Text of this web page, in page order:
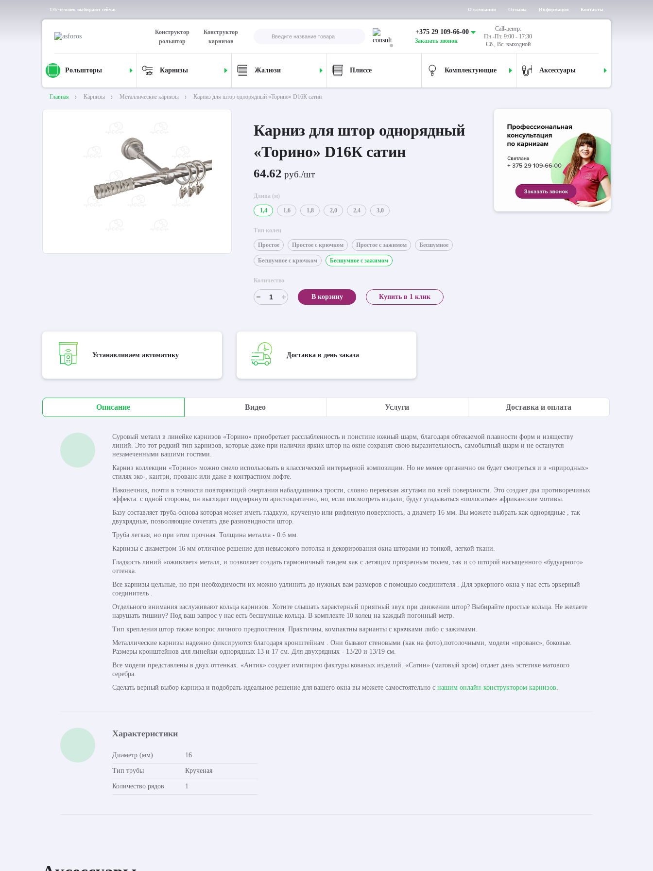
176 человек выбирают сейчас О компании Отзывы Информация Контакты
Конструктор
рольштор
Конструктор
карнизов
+375 29 109-66-00
Заказать звонок
Call-центр:
Пн.-Пт. 9:00 - 17:30
Сб., Вс. выходной
Рольшторы Карнизы Жалюзи Плиссе Комплектующие Аксессуары
Главная Карнизы Металлические карнизы Карниз для штор однорядный «Торино» D16К сатин
Карниз для штор однорядный
«Торино» D16К сатин
64.62 руб./шт
Длина (м)
1,4 1,6 1,8 2,0 2,4 3,0
Тип колец
Простое Простое с крючком Простое с зажимом Бесшумное
Бесшумное с крючком Бесшумное с зажимом
Количество
В корзину Купить в 1 клик
Устанавливаем автоматику Доставка в день заказа
Описание Видео Услуги Доставка и оплата
Суровый металл в линейке карнизов «Торино» приобретает расслабленность и поистине южный шарм, благодаря обтекаемой плавности форм и изяществу
линий. Это тот редкий тип карнизов, которые даже при наличии ярких штор на окне сохранят свою выразительность, самобытный шарм и не останутся
незамеченными вашими гостями.
Карниз коллекции «Торино» можно смело использовать в классической интерьерной композиции. Но не менее органично он будет смотреться и в «природных»
стилях эко-, кантри, прованс или даже в контрастном лофте.
Наконечник, почти в точности повторяющий очертания набалдашника трости, словно перевязан жгутами по всей поверхности. Это создает два противоречивых
эффекта: с одной стороны, он выглядит подчеркнуто аристократично, но, если посмотреть издали, будут угадываться «полосатые» африканские мотивы.
Базу составляет труба-основа которая может иметь гладкую, крученую или рифленую поверхность, а диаметр 16 мм. Вы можете выбрать как однорядные , так
двухрядные, позволяющие сочетать две разновидности штор.
Труба легкая, но при этом прочная. Толщина металла - 0.6 мм.
Карнизы с диаметром 16 мм отличное решение для невысокого потолка и декорирования окна шторами из тонкой, легкой ткани.
Гладкость линий «оживляет» металл, и позволяет создать гармоничный тандем как с летящим прозрачным тюлем, так и со шторой насыщенного «будуарного»
оттенка.
Все карнизы цельные, но при необходимости их можно удлинить до нужных вам размеров с помощью соединителя . Для эркерного окна у нас есть эркерный
соединитель .
Отдельного внимания заслуживают кольца карнизов. Хотите слышать характерный приятный звук при движении штор? Выбирайте простые кольца. Не желаете
нарушать тишину? Под ваш запрос у нас есть бесшумные кольца. В комплекте 10 колец на каждый погонный метр.
Тип крепления штор также вопрос личного предпочтения. Практичны, компактны варианты с крючками либо с зажимами.
Металлические карнизы надежно фиксируются благодаря кронштейнам . Они бывают стеновыми (как на фото),потолочными, модели «прованс», боковые.
Размеры кронштейнов для линейки однорядных 13 и 17 см. Для двухрядных - 13/20 и 13/19 см.
Все модели представлены в двух оттенках. «Антик» создает имитацию фактуры кованых изделий. «Сатин» (матовый хром) отдает дань эстетике матового
серебра.
Сделать верный выбор карниза и подобрать идеальное решение для вашего окна вы можете самостоятельно с нашим онлайн-конструктором карнизов.
Характеристики
Диаметр (мм) 16
Тип трубы Крученая
Количество рядов 1